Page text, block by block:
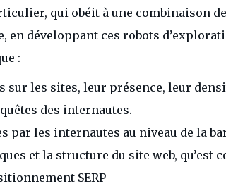
qui obéit à une combinaison
en développant ces robots
:
sur les sites, leur présence, leur
des internautes.
par les internautes au niveau de la
et la structure du site web, qu’est
SERP